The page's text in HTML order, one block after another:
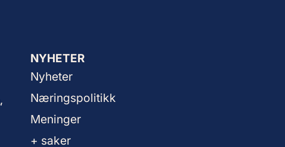
,
NYHETER
Nyheter
Næringspolitikk
Meninger
+ saker